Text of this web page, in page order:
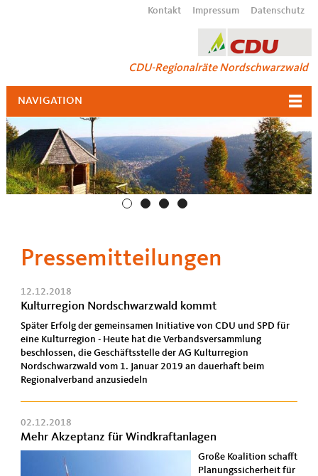
Kontakt Impressum Datenschutz
CDU-Regionalräte Nordschwarzwald
NAVIGATION
Pressemitteilungen
12.12.2018
Kulturregion Nordschwarzwald kommt
Später Erfolg der gemeinsamen Initiative von CDU und SPD für
eine Kulturregion - Heute hat die Verbandsversammlung
beschlossen, die Geschäftsstelle der AG Kulturregion
Nordschwarzwald vom 1. Januar 2019 an dauerhaft beim
Regionalverband anzusiedeln
02.12.2018
Mehr Akzeptanz für Windkraftanlagen
Große Koalition schafft
Planungssicherheit für